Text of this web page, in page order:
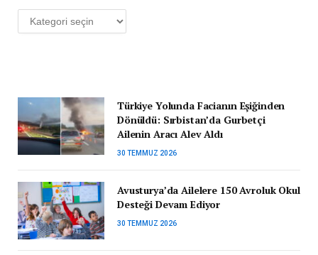
Kategoriler
Türkiye Yolunda Facianın Eşiğinden
Dönüldü: Sırbistan’da Gurbetçi
Ailenin Aracı Alev Aldı
30 TEMMUZ 2026
Avusturya’da Ailelere 150 Avroluk Okul
Desteği Devam Ediyor
30 TEMMUZ 2026